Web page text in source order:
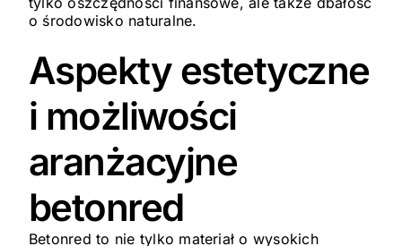
o środowisko naturalne.
Aspekty estetyczne
i możliwości
aranżacyjne
betonred
Betonred to nie tylko materiał o wysokich